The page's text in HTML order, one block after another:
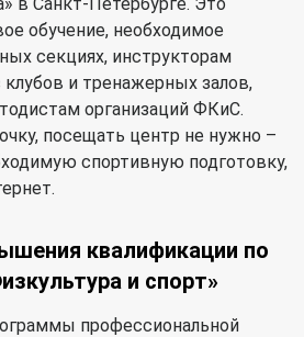
обучение, необходимое
секциях, инструкторам
и тренажерных залов,
организаций ФКиС.
посещать центр не нужно –
спортивную подготовку,
квалификации по
и спорт»
профессиональной